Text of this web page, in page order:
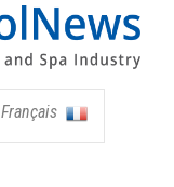
Français